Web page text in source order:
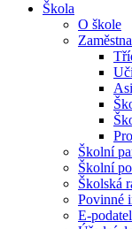
Škola
O škole
Školní
Školní
Školská
Povinné
E-